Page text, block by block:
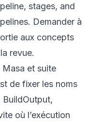
stages, and
. Demander à
aux concepts
revue.
et suite
de fixer les noms
BuildOutput,
où l’exécution